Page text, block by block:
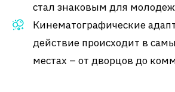
стал знаковым для
Кинематографические
действие происходит в
местах – от дворцов до